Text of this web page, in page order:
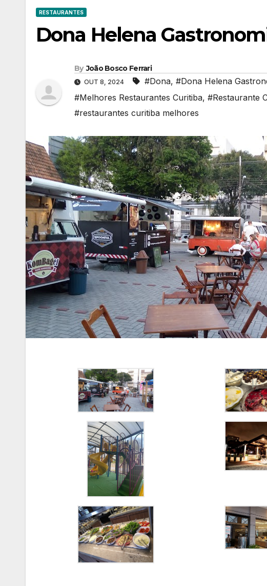
RESTAURANTES
Dona Helena
By João Bosco Ferrari
OUT 8, 2024 #Dona, #Dona Helena
#Melhores Restaurantes Curitiba, #Restaurante
#restaurantes curitiba melhores